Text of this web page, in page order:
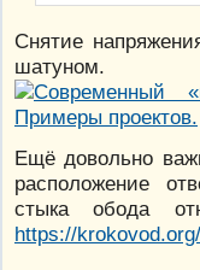
Снятие
шатуном.
Ещё довольно
расположение
стыка обода
https://